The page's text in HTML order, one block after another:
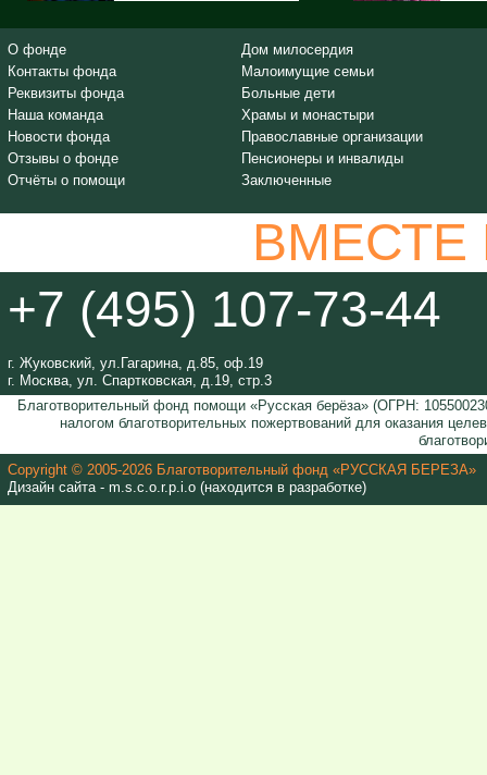
О фонде
Контакты фонда
Реквизиты фонда
Наша команда
Новости фонда
Отзывы о фонде
Отчёты о помощи
Дом милосердия
Малоимущие семьи
Больные дети
Храмы и монастыри
Православные организации
Пенсионеры и инвалиды
Заключенные
+7 (495) 107-73-44
г. Жуковский, ул.Гагарина, д.85, оф.19
г. Москва, ул. Спартковская, д.19, стр.3
Благотворительный фонд помощи «Русская берёза» (ОГРН:
налогом благотворительных пожертвований для оказания
Copyright © 2005-2026 Благотворительный фонд «РУССКАЯ БЕРЕЗА»
Дизайн сайта - m.s.c.o.r.p.i.o (находится в разработке)